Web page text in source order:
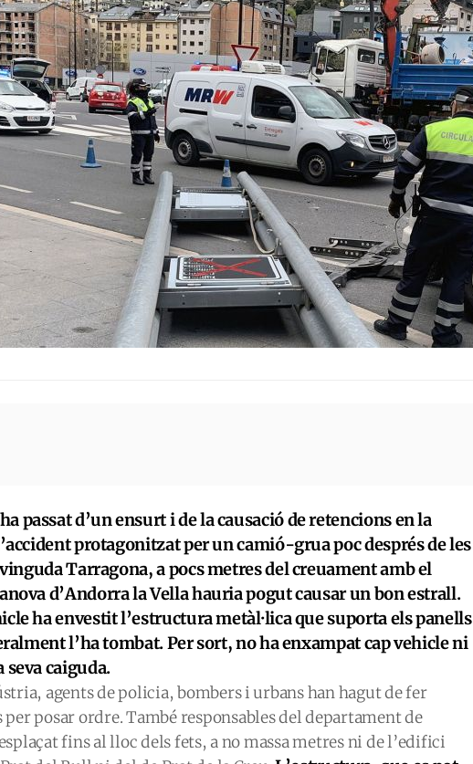
passat d’un ensurt i de la causació de retencions en la
protagonitzat per un camió-grua poc després de les
Tarragona, a pocs metres del creuament amb el
d’Andorra la Vella hauria pogut causar un bon estrall.
ha envestit l’estructura metàl·lica que suporta els panells
l’ha tombat. Per sort, no ha enxampat cap vehicle ni
seva caiguda.
agents de policia, bombers i urbans han hagut de fer
posar ordre. També responsables del departament de
fins al lloc dels fets, a no massa metres ni de l’edifici